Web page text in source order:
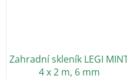
Zahradní skleník LEGI
4 x 2 m, 6 mm